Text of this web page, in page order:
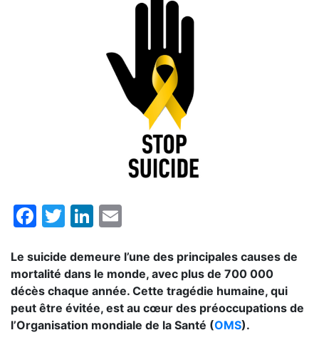
Facebook
TwitterLinkedIn
Le suicide demeure l’une des principales causes de
mortalité dans le monde, avec plus de 700 000
décès chaque année. Cette tragédie humaine, qui
peut être évitée, est au cœur des préoccupations de
l’Organisation mondiale de la Santé (OMS).